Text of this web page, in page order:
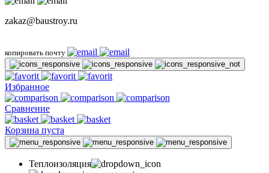
zakaz@baustroy.ru
копировать почту
Избранное
Сравнение
Корзина пуста
Теплоизоляция